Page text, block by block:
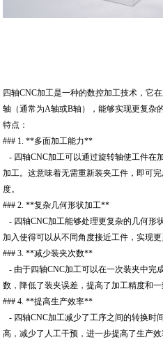
四轴CNC加工是一种的数控加工技术，它
轴（通常为A轴或B轴），能够实现更复杂
特点：
### 1. **多面加工能力**
- 四轴CNC加工可以通过旋转轴使工件在
加工。这意味着无需重新装夹工件，即可
度。
### 2. **复杂几何形状加工**
- 四轴CNC加工能够处理更复杂的几何形
加入使得可以从不同角度接近工件，实现更
### 3. **减少装夹次数**
- 由于四轴CNC加工可以在一次装夹中完
数，降低了装夹误差，提高了加工精度和一
### 4. **提高生产效率**
- 四轴CNC加工减少了工序之间的转换时
高，减少了人工干预，进一步提高了生产效